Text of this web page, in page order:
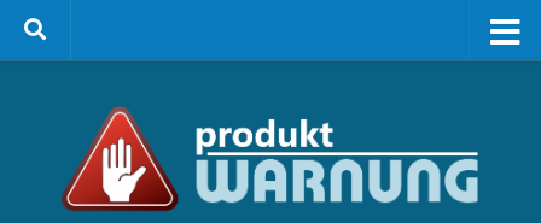
Zum Inhalt springen